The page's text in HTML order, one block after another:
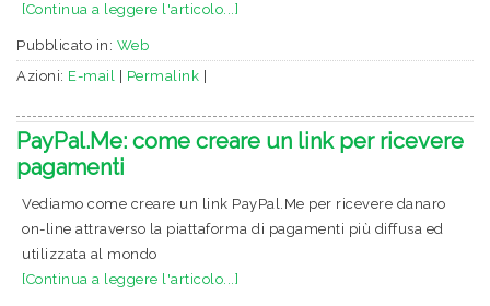
[Continua a leggere l'articolo...]
Pubblicato in: Web
Azioni: E-mail Permalink
PayPal.Me: come creare un link per ricevere
pagamenti
Vediamo come creare un link PayPal.Me per ricevere danaro
on-line attraverso la piattaforma di pagamenti più diffusa ed
utilizzata al mondo
[Continua a leggere l'articolo...]